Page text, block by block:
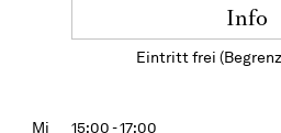
Info
Eintritt frei
Mi 15:00 - 17:00